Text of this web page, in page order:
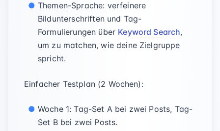
Themen-Sprache: verfeinere
Bildunterschriften und Tag-
Formulierungen über Keyword Search,
um zu matchen, wie deine Zielgruppe
spricht.
Einfacher Testplan (2 Wochen):
Woche 1: Tag-Set A bei zwei Posts, Tag-
Set B bei zwei Posts.